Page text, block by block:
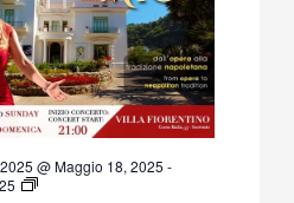
@ Maggio 18, 2025 -
O’